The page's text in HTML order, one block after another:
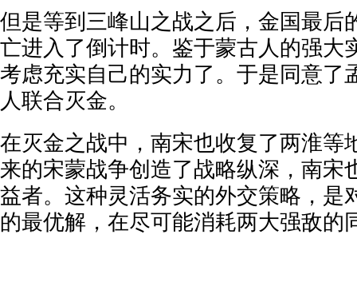
但是等到三峰山之战之后，金国最后
亡进入了倒计时。鉴于蒙古人的强大
考虑充实自己的实力了。于是同意了
人联合灭金。
在灭金之战中，南宋也收复了两淮等
来的宋蒙战争创造了战略纵深，南宋
益者。这种灵活务实的外交策略，是
的最优解，在尽可能消耗两大强敌的